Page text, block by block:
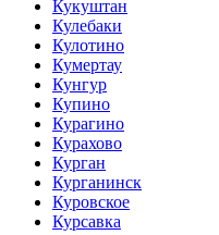
Кукуштан
Кулебаки
Кулотино
Кумертау
Кунгур
Купино
Курагино
Курахово
Курган
Курганинск
Куровское
Курсавка